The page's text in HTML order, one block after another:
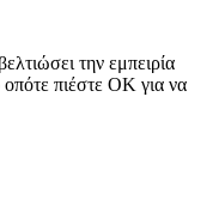
την εμπειρία
πιέστε ΟΚ για να